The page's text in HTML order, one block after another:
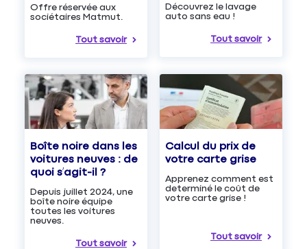
Offre réservée aux
sociétaires Matmut.
Tout savoir
Découvrez le lavage
auto sans eau !
Tout savoir
Boîte noire dans les
voitures neuves : de
quoi s’agit-il ?
Depuis juillet 2024, une
boîte noire équipe
toutes les voitures
neuves.
Tout savoir
Calcul du prix de
votre carte grise
Apprenez comment est
determiné le coût de
votre carte grise !
Tout savoir